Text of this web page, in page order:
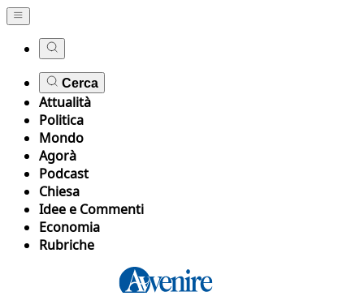
Cerca
Attualità
Politica
Mondo
Agorà
Podcast
Chiesa
Idee e Commenti
Economia
Rubriche